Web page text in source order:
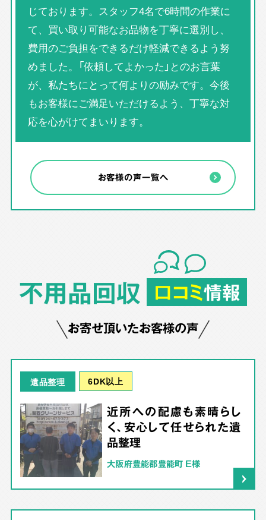
じております。スタッフ4名で6時間の作業に
て、買い取り可能なお品物を丁寧に選別し、
費用のご負担をできるだけ軽減できるよう努
めました。「依頼してよかった」とのお言葉
が、私たちにとって何よりの励みです。今後
もお客様にご満足いただけるよう、丁寧な対
応を心がけてまいります。
お客様の声一覧へ
不用品回収 口コミ情報
お寄せ頂いたお客様の声
遺品整理 6DK以上
近所への配慮も素晴らし
く、安心して任せられた遺
品整理
大阪府豊能郡豊能町 E様